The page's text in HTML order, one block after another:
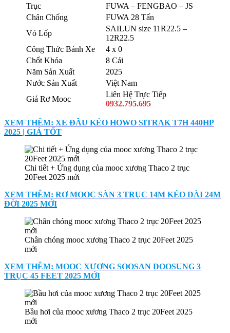
Trục
FUWA – FENGBAO – JS
Chân Chống
FUWA 28 Tấn
Vỏ Lốp
SAILUN size 11R22.5 –
12R22.5
Công Thức Bánh Xe
4 x 0
Chốt Khóa
8 Cái
Năm Sản Xuất
2025
Nước Sản Xuất
Việt Nam
Giá Rơ Mooc
Liên Hệ Trực Tiếp
0932.795.695
XEM THÊM: XE ĐẦU KÉO HOWO SITRAK T7H 440HP
2025 | GIÁ TỐT
Chi tiết + Ứng dụng của mooc xương Thaco 2 trục
20Feet 2025 mới
XEM THÊM: RƠ MOOC SÀN 3 TRỤC 14M KÉO DÀI 24M
ĐỜI 2025 MỚI
Chân chóng mooc xương Thaco 2 trục 20Feet 2025
mới
XEM THÊM: MOOC XƯƠNG SOOSAN DOOSUNG 3
TRỤC 45 FEET 2025 MỚI
Bầu hơi của mooc xương Thaco 2 trục 20Feet 2025
mới